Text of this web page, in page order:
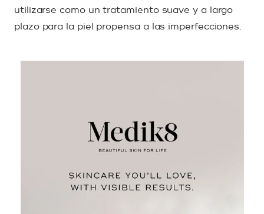
utilizarse como un tratamiento suave y a largo
plazo para la piel propensa a las imperfecciones.